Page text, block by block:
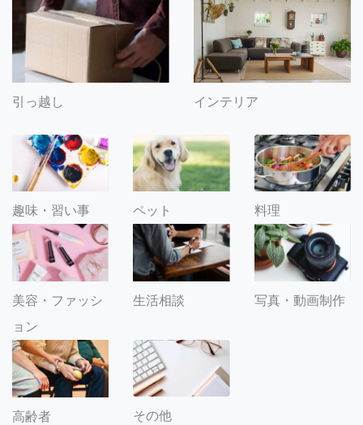
引っ越し インテリア
趣味・習い事 ペット 料理
美容・ファッシ
ョン
生活相談 写真・動画制作
高齢者 その他